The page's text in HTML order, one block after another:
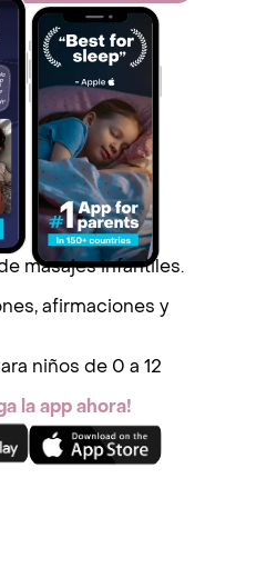
masajes infantiles.
afirmaciones y
niños de 0 a 12
la app ahora!